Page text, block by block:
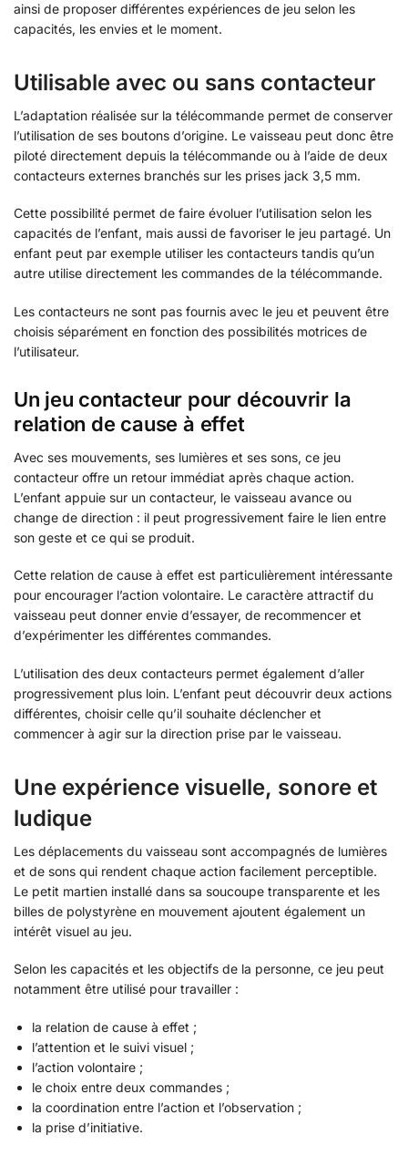
ainsi de proposer différentes expériences de jeu selon les
capacités, les envies et le moment.
Utilisable avec ou sans contacteur
L’adaptation réalisée sur la télécommande permet de conserver
l’utilisation de ses boutons d’origine. Le vaisseau peut donc être
piloté directement depuis la télécommande ou à l’aide de deux
contacteurs externes branchés sur les prises jack 3,5 mm.
Cette possibilité permet de faire évoluer l’utilisation selon les
capacités de l’enfant, mais aussi de favoriser le jeu partagé. Un
enfant peut par exemple utiliser les contacteurs tandis qu’un
autre utilise directement les commandes de la télécommande.
Les contacteurs ne sont pas fournis avec le jeu et peuvent être
choisis séparément en fonction des possibilités motrices de
l’utilisateur.
Un jeu contacteur pour découvrir la
relation de cause à effet
Avec ses mouvements, ses lumières et ses sons, ce jeu
contacteur offre un retour immédiat après chaque action.
L’enfant appuie sur un contacteur, le vaisseau avance ou
change de direction : il peut progressivement faire le lien entre
son geste et ce qui se produit.
Cette relation de cause à effet est particulièrement intéressante
pour encourager l’action volontaire. Le caractère attractif du
vaisseau peut donner envie d’essayer, de recommencer et
d’expérimenter les différentes commandes.
L’utilisation des deux contacteurs permet également d’aller
progressivement plus loin. L’enfant peut découvrir deux actions
différentes, choisir celle qu’il souhaite déclencher et
commencer à agir sur la direction prise par le vaisseau.
Une expérience visuelle, sonore et
ludique
Les déplacements du vaisseau sont accompagnés de lumières
et de sons qui rendent chaque action facilement perceptible.
Le petit martien installé dans sa soucoupe transparente et les
billes de polystyrène en mouvement ajoutent également un
intérêt visuel au jeu.
Selon les capacités et les objectifs de la personne, ce jeu peut
notamment être utilisé pour travailler :
la relation de cause à effet ;
l’attention et le suivi visuel ;
l’action volontaire ;
le choix entre deux commandes ;
la coordination entre l’action et l’observation ;
la prise d’initiative.